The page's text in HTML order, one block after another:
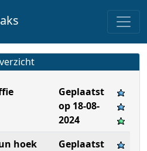
Geplaatst
op 18-08-
2024
hoek
Geplaatst